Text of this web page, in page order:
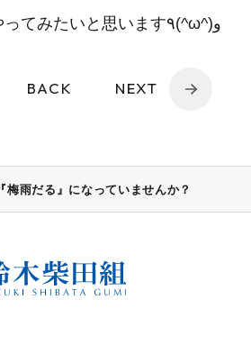
できることからやってみたいと思います٩(^ω^)و
BACK NEXT
『梅雨だる』になっていませんか？